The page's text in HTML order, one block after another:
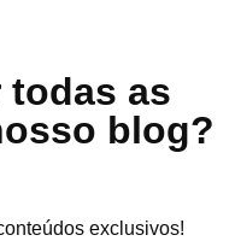
todas as
blog?
exclusivos!